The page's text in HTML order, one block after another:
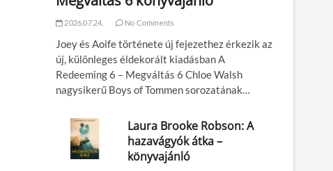
2026.07.24. No Comments
Joey és Aoife története új fejezethez érkezik az
új, különleges éldekorált kiadásban A
Redeeming 6 – Megváltás 6 Chloe Walsh
nagysikerű Boys of Tommen sorozatának…
Laura Brooke Robson: A
hazavágyók átka –
könyvajánló